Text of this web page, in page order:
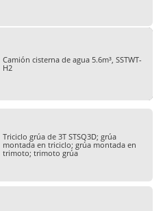
Camión cisterna de agua 5.6m³, SSTWT-
H2
Triciclo grúa de 3T STSQ3D; grúa
montada en triciclo; grúa montada en
trimoto; trimoto grúa